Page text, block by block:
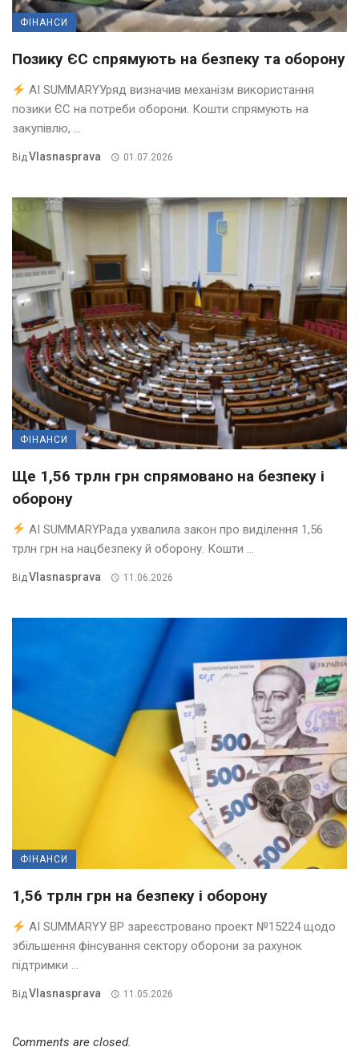
ФІНАНСИ
Позику ЄС спрямують на безпеку та оборону
AI SUMMARYУряд визначив механізм використання
позики ЄС на потреби оборони. Кошти спрямують на
закупівлю, ...
ВідVlasnasprava 01.07.2026
ФІНАНСИ
Ще 1,56 трлн грн спрямовано на безпеку і
оборону
AI SUMMARYРада ухвалила закон про виділення 1,56
трлн грн на нацбезпеку й оборону. Кошти ...
ВідVlasnasprava 11.06.2026
ФІНАНСИ
1,56 трлн грн на безпеку і оборону
AI SUMMARYУ ВР зареєстровано проект №15224 щодо
збільшення фінсування сектору оборони за рахунок
підтримки ...
ВідVlasnasprava 11.05.2026
Comments are closed.